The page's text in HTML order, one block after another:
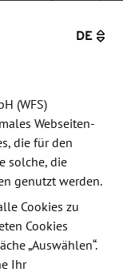
muss zur
(Menge,
(Analytik)
DE
(WFS)
Webseiten-
die für den
solche, die
genutzt werden.
Cookies zu
Cookies
„Auswählen“.
Ihr